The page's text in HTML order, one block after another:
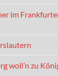
im
woll’n zu